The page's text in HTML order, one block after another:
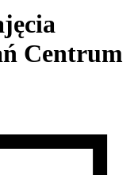
Centrum